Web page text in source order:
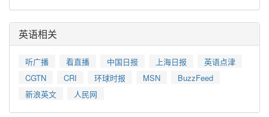
英语相关
听广播 看直播 中国日报 上海日报
英语点津
CGTN
CRI 环球时报 MSN
BuzzFeed
新浪英文
人民网